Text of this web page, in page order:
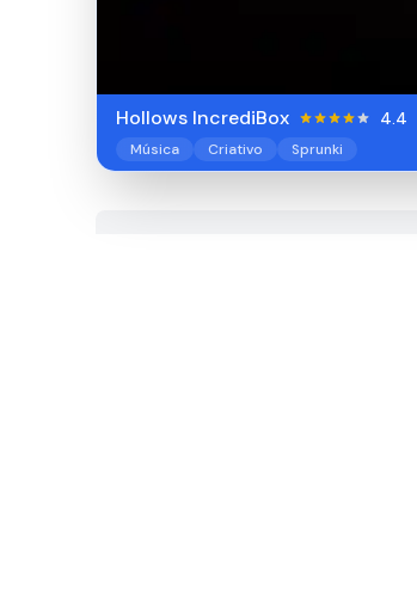
Hollows IncrediBox 4.4
Música Criativo Sprunki